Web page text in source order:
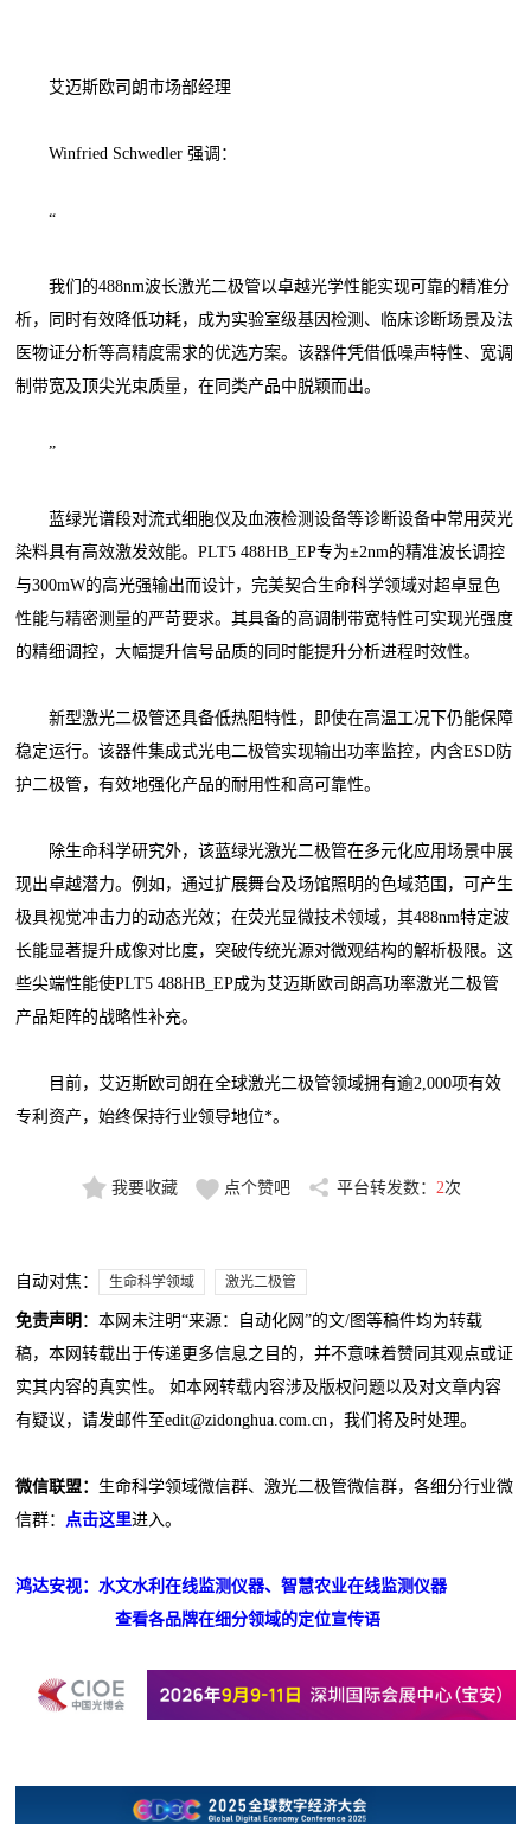
艾迈斯欧司朗市场部经理
Winfried Schwedler 强调：
“
我们的488nm波长激光二极管以卓越光学性能实现可靠的精准分
析，同时有效降低功耗，成为实验室级基因检测、临床诊断场景及法
医物证分析等高精度需求的优选方案。该器件凭借低噪声特性、宽调
制带宽及顶尖光束质量，在同类产品中脱颖而出。
”
蓝绿光谱段对流式细胞仪及血液检测设备等诊断设备中常用荧光
染料具有高效激发效能。PLT5 488HB_EP专为±2nm的精准波长调控
与300mW的高光强输出而设计，完美契合生命科学领域对超卓显色
性能与精密测量的严苛要求。其具备的高调制带宽特性可实现光强度
的精细调控，大幅提升信号品质的同时能提升分析进程时效性。
新型激光二极管还具备低热阻特性，即使在高温工况下仍能保障
稳定运行。该器件集成式光电二极管实现输出功率监控，内含ESD防
护二极管，有效地强化产品的耐用性和高可靠性。
除生命科学研究外，该蓝绿光激光二极管在多元化应用场景中展
现出卓越潜力。例如，通过扩展舞台及场馆照明的色域范围，可产生
极具视觉冲击力的动态光效；在荧光显微技术领域，其488nm特定波
长能显著提升成像对比度，突破传统光源对微观结构的解析极限。这
些尖端性能使PLT5 488HB_EP成为艾迈斯欧司朗高功率激光二极管
产品矩阵的战略性补充。
目前，艾迈斯欧司朗在全球激光二极管领域拥有逾2,000项有效
专利资产，始终保持行业领导地位*。
我要收藏 点个赞吧 平台转发数： 2次
自动对焦： 生命科学领域 激光二极管
免责声明 ：本网未注明“来源：自动化网”的文/图等稿件均为转载
稿，本网转载出于传递更多信息之目的，并不意味着赞同其观点或证
实其内容的真实性。 如本网转载内容涉及版权问题以及对文章内容
有疑议，请发邮件至edit@zidonghua.com.cn，我们将及时处理。
微信联盟： 生命科学领域微信群、激光二极管微信群，各细分行业微
信群：
点击这里进入。
鸿达安视：水文水利在线监测仪器、智慧农业在线监测仪器
查看各品牌在细分领域的定位宣传语